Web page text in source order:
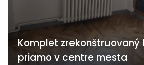
Komplet
priamo v centre mesta